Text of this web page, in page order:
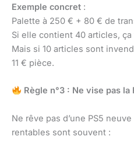
Exemple concret :
Palette à 250 € + 80 € de
Si elle contient 40 articles,
Mais si 10 articles sont
11 € pièce.
Règle n°3 : Ne vise pas
Ne rêve pas d’une PS5
rentables sont souvent :